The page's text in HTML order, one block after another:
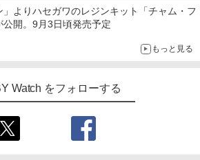
」よりハセガワのレジンキット「チャム・フ
公開。9月3日頃発売予定
もっと見る
Watch をフォローする